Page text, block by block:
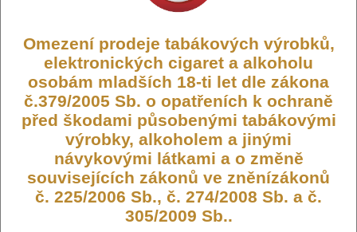
FLAVOR-RIOT-ED-PINEA
Počet ks:
89 ks
349,- KČ
DO KOŠÍKU
Omezení prodeje tabákových výrobků,
elektronických cigaret a alkoholu
osobám mladších 18-ti let dle zákona
č.379/2005 Sb. o opatřeních k ochraně
před škodami působenými tabákovými
výrobky, alkoholem a jinými
návykovými látkami a o změně
souvisejících zákonů ve zněnízákonů
č. 225/2006 Sb., č. 274/2008 Sb. a č.
305/2009 Sb..